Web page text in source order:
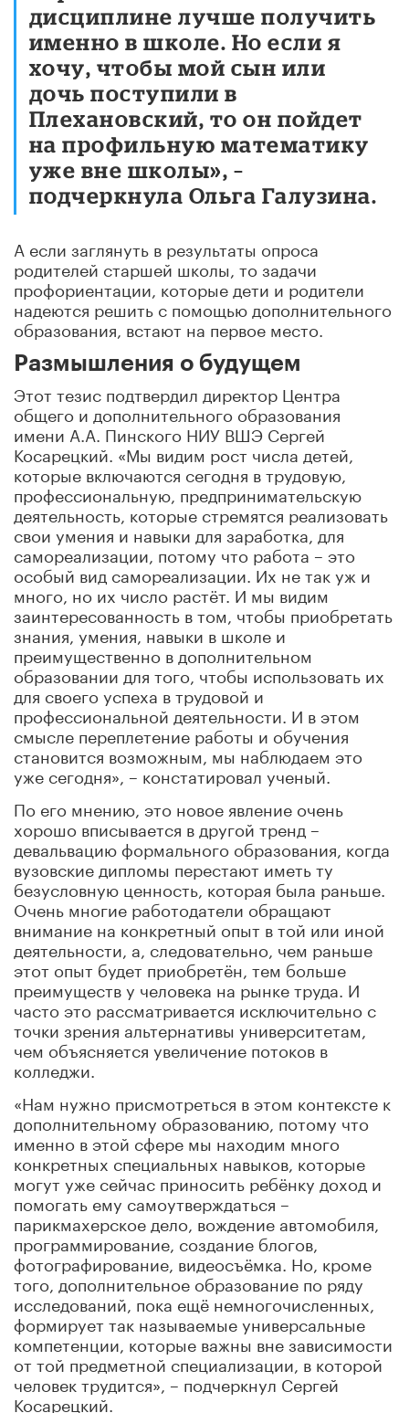
дисциплине лучше получить
именно в школе. Но если я
хочу, чтобы мой сын или
дочь поступили в
Плехановский, то он пойдет
на профильную математику
уже вне школы», –
подчеркнула Ольга Галузина.
А если заглянуть в результаты опроса
родителей старшей школы, то задачи
профориентации, которые дети и родители
надеются решить с помощью дополнительного
образования, встают на первое место.
Размышления о будущем
Этот тезис подтвердил директор Центра
общего и дополнительного образования
имени А.А. Пинского НИУ ВШЭ Сергей
Косарецкий. «Мы видим рост числа детей,
которые включаются сегодня в трудовую,
профессиональную, предпринимательскую
деятельность, которые стремятся реализовать
свои умения и навыки для заработка, для
самореализации, потому что работа – это
особый вид самореализации. Их не так уж и
много, но их число растёт. И мы видим
заинтересованность в том, чтобы приобретать
знания, умения, навыки в школе и
преимущественно в дополнительном
образовании для того, чтобы использовать их
для своего успеха в трудовой и
профессиональной деятельности. И в этом
смысле переплетение работы и обучения
становится возможным, мы наблюдаем это
уже сегодня», – констатировал ученый.
По его мнению, это новое явление очень
хорошо вписывается в другой тренд –
девальвацию формального образования, когда
вузовские дипломы перестают иметь ту
безусловную ценность, которая была раньше.
Очень многие работодатели обращают
внимание на конкретный опыт в той или иной
деятельности, а, следовательно, чем раньше
этот опыт будет приобретён, тем больше
преимуществ у человека на рынке труда. И
часто это рассматривается исключительно с
точки зрения альтернативы университетам,
чем объясняется увеличение потоков в
колледжи.
«Нам нужно присмотреться в этом контексте к
дополнительному образованию, потому что
именно в этой сфере мы находим много
конкретных специальных навыков, которые
могут уже сейчас приносить ребёнку доход и
помогать ему самоутверждаться –
парикмахерское дело, вождение автомобиля,
программирование, создание блогов,
фотографирование, видеосъёмка. Но, кроме
того, дополнительное образование по ряду
исследований, пока ещё немногочисленных,
формирует так называемые универсальные
компетенции, которые важны вне зависимости
от той предметной специализации, в которой
человек трудится», – подчеркнул Сергей
Косарецкий.